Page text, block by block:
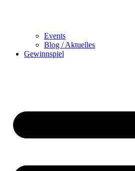
Events
Blog / Aktuelles
Gewinnspiel